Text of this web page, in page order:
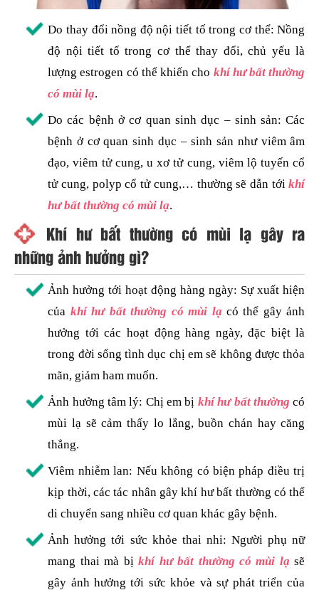
Do thay đổi nồng độ nội tiết tố trong cơ thể: Nồng
độ nội tiết tố trong cơ thể thay đổi, chủ yếu là
lượng estrogen có thể khiến cho khí hư bất thường
có mùi lạ.
Do các bệnh ở cơ quan sinh dục – sinh sản: Các
bệnh ở cơ quan sinh dục – sinh sản như viêm âm
đạo, viêm tử cung, u xơ tử cung, viêm lộ tuyến cổ
tử cung, polyp cổ tử cung,… thường sẽ dẫn tớikhí
hư bất thường có mùi lạ.
Khí hư bất thường có mùi lạ gây ra
những ảnh hưởng gì?
Ảnh hưởng tới hoạt động hàng ngày: Sự xuất hiện
của khí hư bất thường có mùi lạ có thể gây ảnh
hưởng tới các hoạt động hàng ngày, đặc biệt là
trong đời sống tình dục chị em sẽ không được thỏa
mãn, giảm ham muốn.
Ảnh hưởng tâm lý: Chị em bị khí hư bất thường có
mùi lạ sẽ cảm thấy lo lắng, buồn chán hay căng
thẳng.
Viêm nhiễm lan: Nếu không có biện pháp điều trị
kịp thời, các tác nhân gây khí hư bất thường có thể
di chuyển sang nhiều cơ quan khác gây bệnh.
Ảnh hưởng tới sức khỏe thai nhi: Người phụ nữ
mang thai mà bịkhí hư bất thường có mùi lạ sẽ
gây ảnh hưởng tới sức khỏe và sự phát triển của